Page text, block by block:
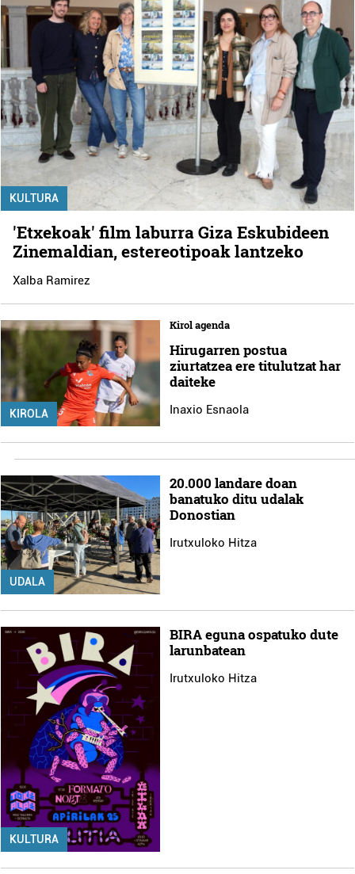
KULTURA
'Etxekoak' film laburra Giza Eskubideen
Zinemaldian, estereotipoak lantzeko
Xalba Ramirez
KIROLA
Kirol agenda
Hirugarren postua
ziurtatzea ere titulutzat har
daiteke
Inaxio Esnaola
UDALA
20.000 landare doan
banatuko ditu udalak
Donostian
Irutxuloko Hitza
KULTURA
BIRA eguna ospatuko dute
larunbatean
Irutxuloko Hitza